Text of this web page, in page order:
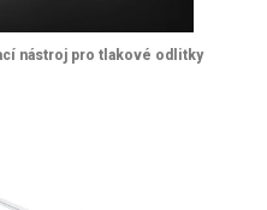
nástroj pro tlakové odlitky